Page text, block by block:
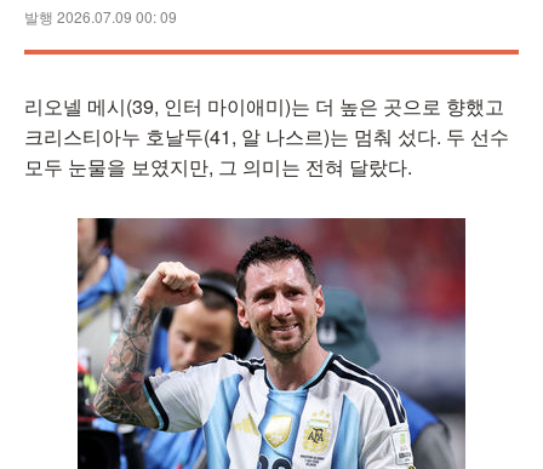
발행 2026.07.09 00: 09
리오넬 메시(39, 인터 마이애미)는 더 높은 곳으로 향했고
크리스티아누 호날두(41, 알 나스르)는 멈춰 섰다. 두 선수
모두 눈물을 보였지만, 그 의미는 전혀 달랐다.